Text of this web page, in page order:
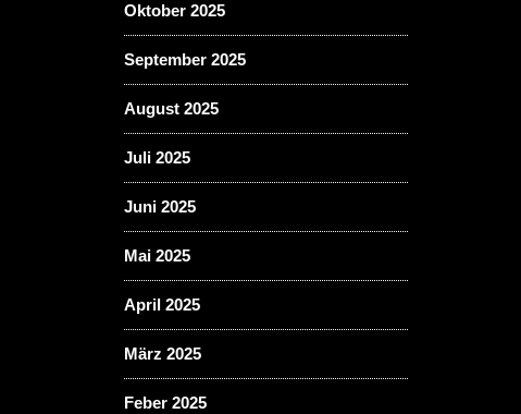
Oktober 2025
September 2025
August 2025
Juli 2025
Juni 2025
Mai 2025
April 2025
März 2025
Feber 2025